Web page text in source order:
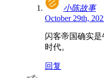
小陈故事
October 29th,
闪客帝国确实
时代。
回复